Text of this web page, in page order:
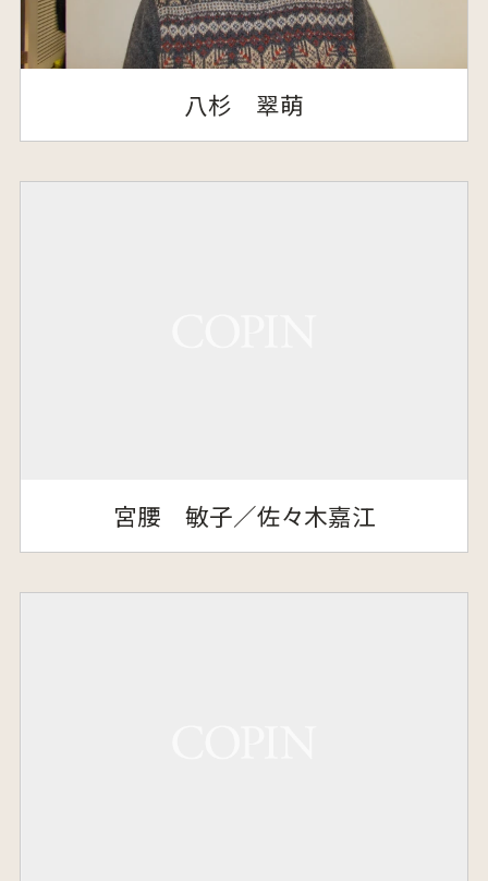
八杉 翠萌
宮腰 敏子／佐々木嘉江